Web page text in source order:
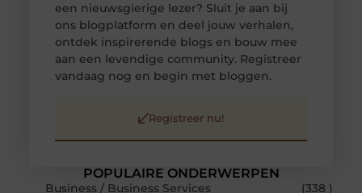
POPULAIRE ONDERWERPEN
Business / Business Services
(338 )
een nieuwsgierige lezer? Sluit je aan bij
ons blogplatform en deel jouw verhalen,
ontdek inspirerende blogs en bouw mee
aan een levendige community. Registreer
vandaag nog en begin met bloggen.
Registreer nu!